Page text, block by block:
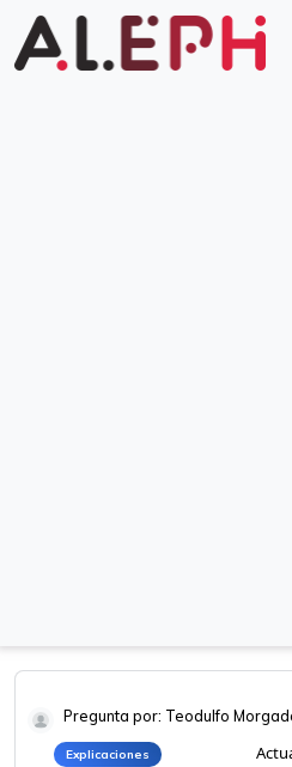
Pregunta por: Teodulfo
Explicaciones